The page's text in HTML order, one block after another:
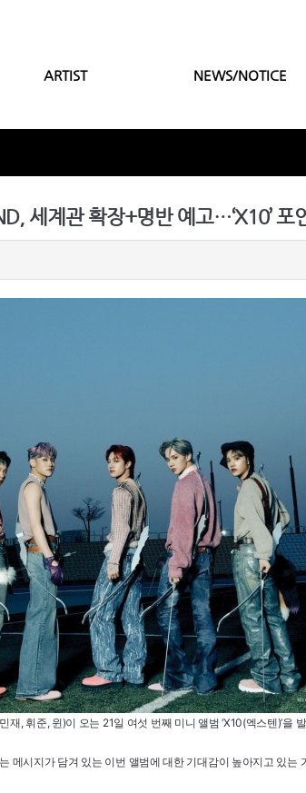
ARTIST NEWS/NOTICE
세계관 확장+명반 예고…‘X10’
재, 휘준, 윈)이 오는 21일 여섯 번째 미니 앨범 ‘X10(엑스텐)’을
메시지가 담겨 있는 이번 앨범에 대한 기대감이 높아지고 있